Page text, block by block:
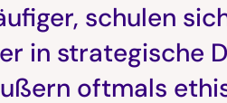
schulen
in strategische
oftmals